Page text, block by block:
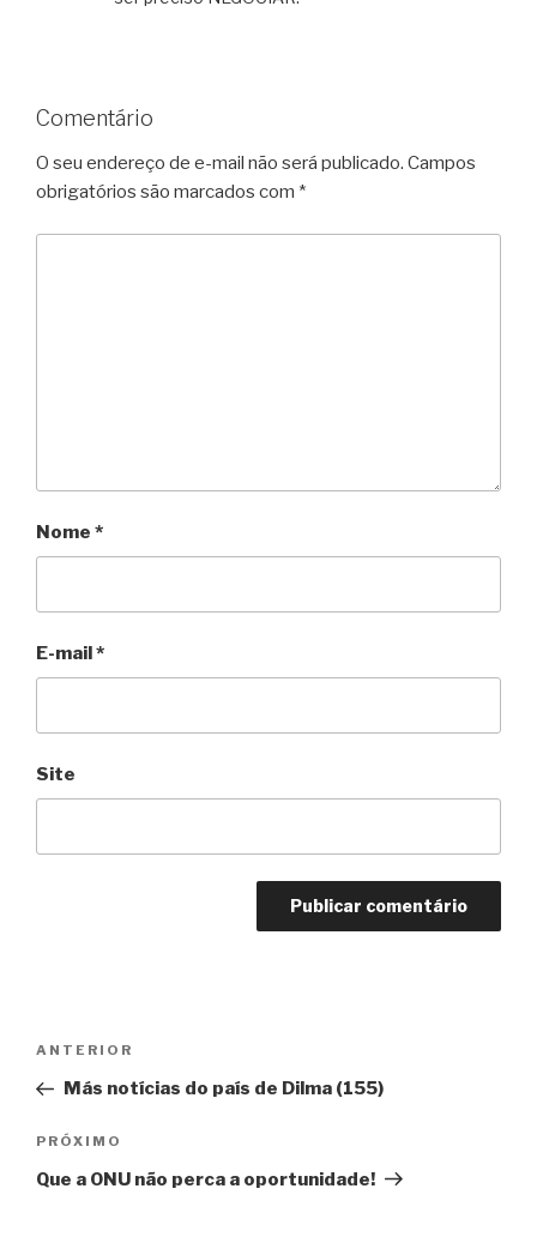
Comentário
O seu endereço de e-mail não será publicado. Campos
obrigatórios são marcados com *
Nome *
E-mail*
Site
Post
Anterior
ANTERIOR
Más notícias do país de Dilma (155)
Próximo
PRÓXIMO
Que a ONU não perca a oportunidade!